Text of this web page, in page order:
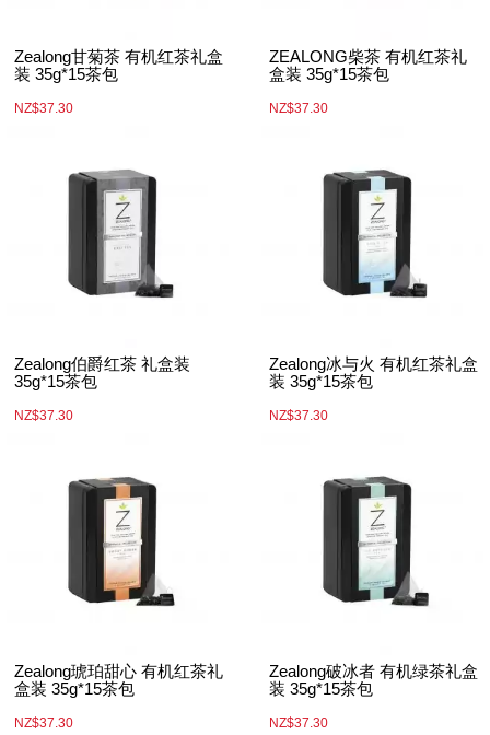
Zealong甘菊茶 有机红茶礼盒
装 35g*15茶包
NZ$37.30
ZEALONG柴茶 有机红茶礼
盒装 35g*15茶包
NZ$37.30
Zealong伯爵红茶 礼盒装
35g*15茶包
NZ$37.30
Zealong冰与火 有机红茶礼盒
装 35g*15茶包
NZ$37.30
Zealong琥珀甜心 有机红茶礼
盒装 35g*15茶包
NZ$37.30
Zealong破冰者 有机绿茶礼盒
装 35g*15茶包
NZ$37.30